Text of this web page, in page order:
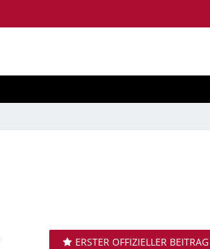
ERSTER OFFIZIELLER BEITRAG